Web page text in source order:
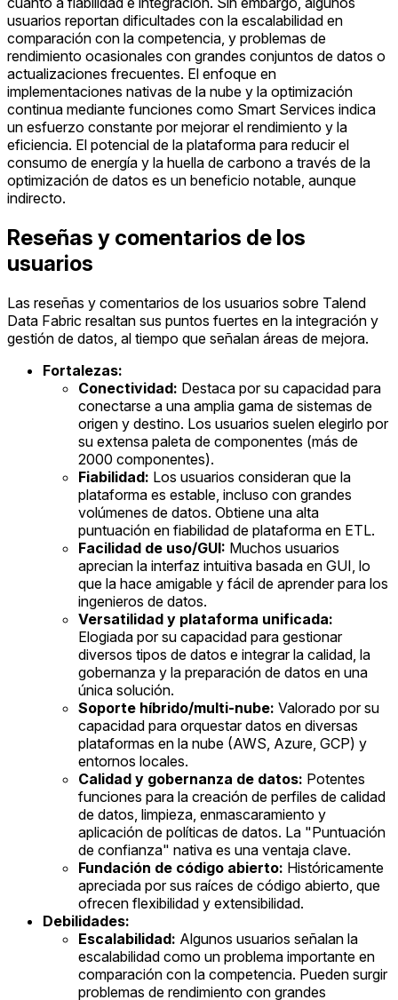
usuarios reportan dificultades con la escalabilidad en
comparación con la competencia, y problemas de
rendimiento ocasionales con grandes conjuntos de datos o
actualizaciones frecuentes. El enfoque en
implementaciones nativas de la nube y la optimización
continua mediante funciones como Smart Services indica
un esfuerzo constante por mejorar el rendimiento y la
eficiencia. El potencial de la plataforma para reducir el
consumo de energía y la huella de carbono a través de la
optimización de datos es un beneficio notable, aunque
indirecto.
Reseñas y comentarios de los
usuarios
Las reseñas y comentarios de los usuarios sobre Talend
Data Fabric resaltan sus puntos fuertes en la integración y
gestión de datos, al tiempo que señalan áreas de mejora.
Fortalezas:
Conectividad: Destaca por su capacidad para
conectarse a una amplia gama de sistemas de
origen y destino. Los usuarios suelen elegirlo por
su extensa paleta de componentes (más de
2000 componentes).
Fiabilidad: Los usuarios consideran que la
plataforma es estable, incluso con grandes
volúmenes de datos. Obtiene una alta
puntuación en fiabilidad de plataforma en ETL.
Facilidad de uso/GUI: Muchos usuarios
aprecian la interfaz intuitiva basada en GUI, lo
que la hace amigable y fácil de aprender para los
ingenieros de datos.
Versatilidad y plataforma unificada:
Elogiada por su capacidad para gestionar
diversos tipos de datos e integrar la calidad, la
gobernanza y la preparación de datos en una
única solución.
Soporte híbrido/multi-nube: Valorado por su
capacidad para orquestar datos en diversas
plataformas en la nube (AWS, Azure, GCP) y
entornos locales.
Calidad y gobernanza de datos: Potentes
funciones para la creación de perfiles de calidad
de datos, limpieza, enmascaramiento y
aplicación de políticas de datos. La "Puntuación
de confianza" nativa es una ventaja clave.
Fundación de código abierto: Históricamente
apreciada por sus raíces de código abierto, que
ofrecen flexibilidad y extensibilidad.
Debilidades:
Escalabilidad: Algunos usuarios señalan la
escalabilidad como un problema importante en
comparación con la competencia. Pueden surgir
problemas de rendimiento con grandes